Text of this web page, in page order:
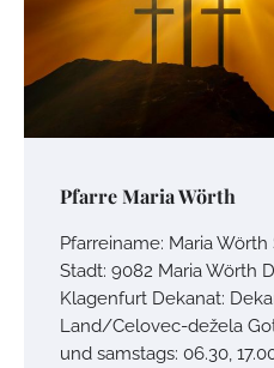
Pfarre Maria Wörth
Pfarreiname: Maria Wörth
Stadt: 9082 Maria Wörth
Klagenfurt Dekanat:
Land/Celovec-dežela
und samstags: 06.30,